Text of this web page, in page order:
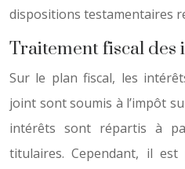
dispositions testamentaires
Traitement fiscal des
Sur le plan fiscal, les
joint sont soumis à l’impôt
intérêts sont répartis à
titulaires. Cependant, il